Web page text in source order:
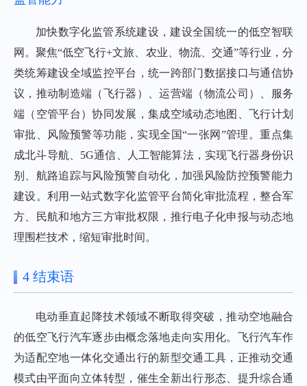
加快数字化监管系统建设，建设全国统一的低空智联
网。聚焦“低空飞行+文旅、农业、物流、交通”等行业，分
类统筹建设全域监控平台，统一跨部门数据接口与通信协
议，推动制造端（飞行器）、运营端（物流公司）、服务
端（空管平台）协同发展，集成空域动态地图、飞行计划
审批、风险预警等功能，实现全国“一张网”管理。重点集
成北斗导航、5G通信、人工智能算法，实现飞行器身份识
别、航路追踪与风险预警自动化，加强风险防控预警能力
建设。利用一站式数字化监管平台简化审批流程，整合军
方、民航和地方三方审批权限，推行电子化申报与动态地
理围栏技术，缩短审批时间。
4 结束语
电动垂直起降技术领域不断取得突破，推动空地融合
的低空飞行汽车逐步由概念落地走向实用化。飞行汽车作
为适配空地一体化交通出行的新型交通工具，正推动交通
模式由平面向立体转型，催生全新出行形态、提升综合通